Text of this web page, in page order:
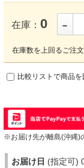
在庫： 0 -
在庫数を上回るご注
比較リストで商品
※お届け先が離島(沖縄)
お届け日 (指定可)